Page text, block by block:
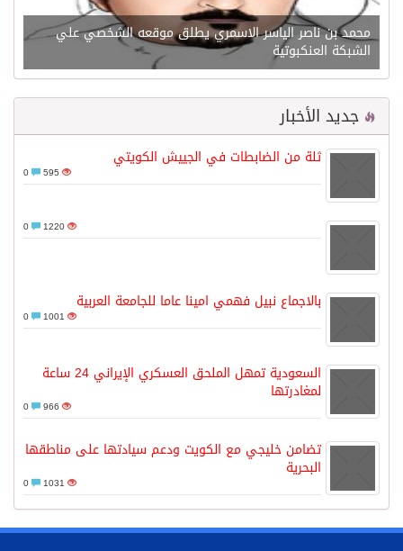
محمد بن ناصر الياسر الاسمري يطلق موقعه الشخصي علي
الشبكة العنكبوتية
جديد الأخبار
ثلة من الضابطات في الجييش الكويتي
595
1220
بالاجماع نبيل فهمي امينا عاما للجامعة العربية
1001
السعودية تمهل الملحق العسكري الإيراني 24 ساعة
لمغادرتها
966
تضامن خليجي مع الكويت ودعم سيادتها على مناطقها
البحرية
1031